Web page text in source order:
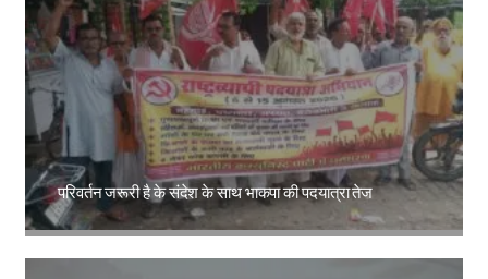
परिवर्तन जरूरी है के संदेश के साथ भाकपा की पदयात्रा तेज
Amit Lekh